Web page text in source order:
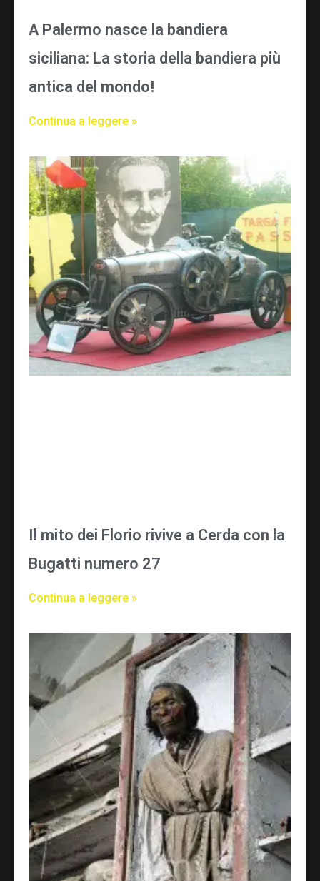
A Palermo nasce la bandiera
siciliana: La storia della bandiera più
antica del mondo!
Continua a leggere »
Il mito dei Florio rivive a Cerda con la
Bugatti numero 27
Continua a leggere »